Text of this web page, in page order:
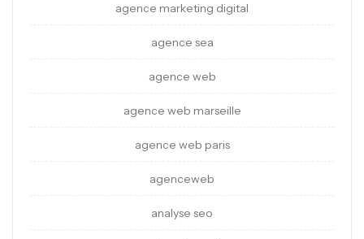
agence marketing digital
agence sea
agence web
agence web marseille
agence web paris
agenceweb
analyse seo